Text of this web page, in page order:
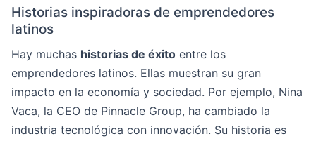
Historias inspiradoras de emprendedores
latinos
Hay muchas historias de éxito entre los
emprendedores latinos. Ellas muestran su gran
impacto en la economía y sociedad. Por ejemplo, Nina
Vaca, la CEO de Pinnacle Group, ha cambiado la
industria tecnológica con innovación. Su historia es